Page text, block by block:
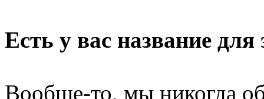
Есть у вас название для
Вообще-то, мы никогда